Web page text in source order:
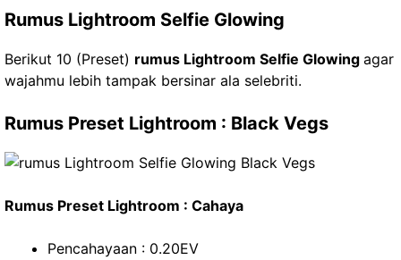
Rumus Lightroom Selfie Glowing
Berikut 10 (Preset) rumus Lightroom Selfie Glowing agar
wajahmu lebih tampak bersinar ala selebriti.
Rumus Preset Lightroom : Black Vegs
Rumus Preset Lightroom : Cahaya
Pencahayaan : 0.20EV